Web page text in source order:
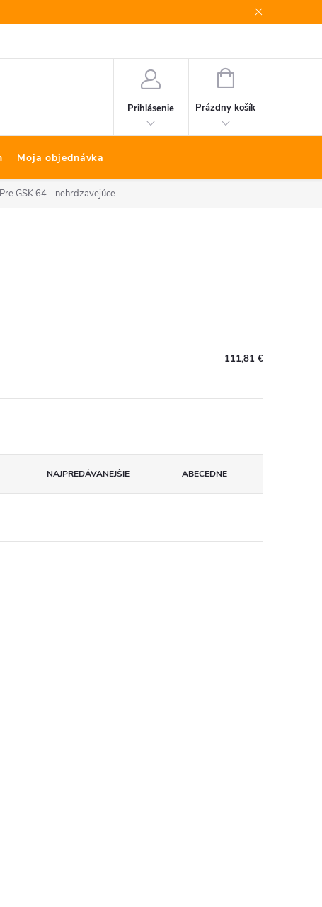
Prihlásenie
NÁKUPNÝ
Prázdny košík
Moja objednávka
Pre GSK 64 - nehrdzavejúce
111,81 €
NAJPREDÁVANEJŠIE ABECEDNE